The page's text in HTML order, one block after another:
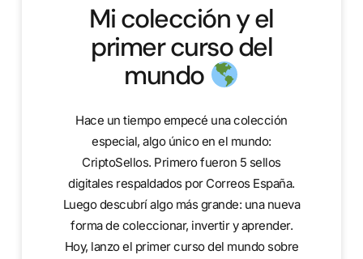
Mi colección y el
primer curso del
mundo
Hace un tiempo empecé una colección
especial, algo único en el mundo:
CriptoSellos. Primero fueron 5 sellos
digitales respaldados por Correos España.
Luego descubrí algo más grande: una nueva
forma de coleccionar, invertir y aprender.
Hoy, lanzo el primer curso del mundo sobre